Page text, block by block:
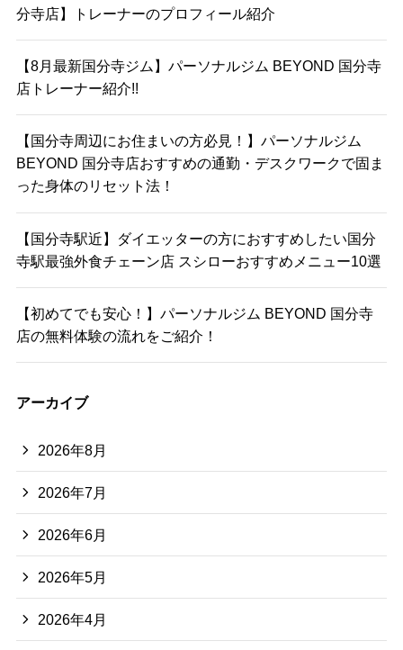
分寺店】トレーナーのプロフィール紹介
【8月最新国分寺ジム】パーソナルジム BEYOND 国分寺
店トレーナー紹介!!
【国分寺周辺にお住まいの方必見！】パーソナルジム
BEYOND 国分寺店おすすめの通勤・デスクワークで固ま
った身体のリセット法！
【国分寺駅近】ダイエッターの方におすすめしたい国分
寺駅最強外食チェーン店 スシローおすすめメニュー10選
【初めてでも安心！】パーソナルジム BEYOND 国分寺
店の無料体験の流れをご紹介！
アーカイブ
2026年8月
2026年7月
2026年6月
2026年5月
2026年4月